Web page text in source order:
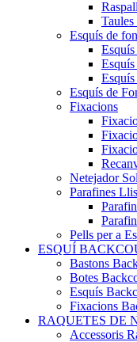
Esquís de
Esquís
Esquís
Esquís de
Fixacions
Netejador
Parafines
Pells per a
ESQUÍ
Bastons
Botes
Esquís
Fixacions
RAQUETES DE
Accessoris